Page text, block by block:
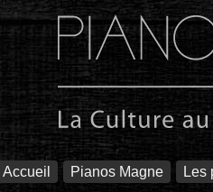
Accueil Pianos Magne Les